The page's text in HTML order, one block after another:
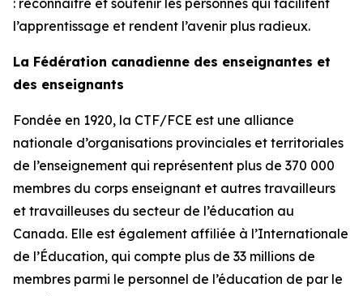
: reconnaître et soutenir les personnes qui facilitent
l’apprentissage et rendent l’avenir plus radieux.
La Fédération canadienne des enseignantes et
des enseignants
Fondée en 1920, la CTF/FCE est une alliance
nationale d’organisations provinciales et territoriales
de l’enseignement qui représentent plus de 370 000
membres du corps enseignant et autres travailleurs
et travailleuses du secteur de l’éducation au
Canada. Elle est également affiliée à l’Internationale
de l’Éducation, qui compte plus de 33 millions de
membres parmi le personnel de l’éducation de par le